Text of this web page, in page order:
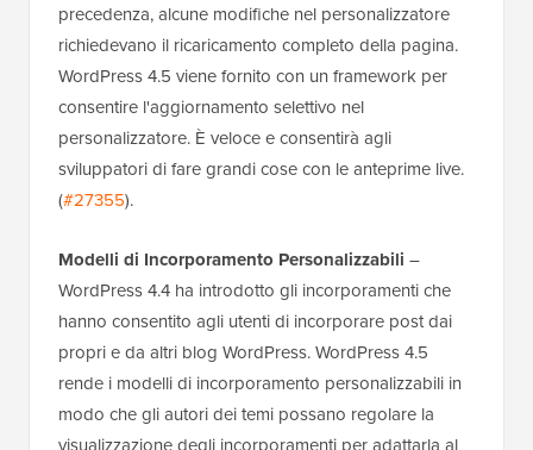
precedenza, alcune modifiche nel personalizzatore
richiedevano il ricaricamento completo della pagina.
WordPress 4.5 viene fornito con un framework per
consentire l'aggiornamento selettivo nel
personalizzatore. È veloce e consentirà agli
sviluppatori di fare grandi cose con le anteprime live.
(#27355).
Modelli di Incorporamento Personalizzabili –
WordPress 4.4 ha introdotto gli incorporamenti che
hanno consentito agli utenti di incorporare post dai
propri e da altri blog WordPress. WordPress 4.5
rende i modelli di incorporamento personalizzabili in
modo che gli autori dei temi possano regolare la